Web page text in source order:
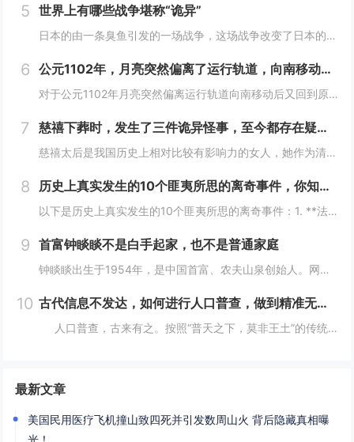
5 世界上有哪些战争堪称“诡异”
日本的由一条臭鱼引发的一场战争，这场战争改变了日本的命运，起因居然是一条臭鱼，这是我认为最诡异的战争了。1582年，织田信长已经控制了以京都为中心的最富庶的半个日本，威望和势力都如日中天，统一日本只是个时间问题。信长也做好了消灭其他不服从命...
6 公元1102年，月亮突然偏离了运行轨道，向南移动，不久后又回到了原位这么离奇的事件你怎么看
对于公元1102年月亮突然偏离运行轨道向南移动后又回到原位这一事件，我们可以从科学和历史文化两个角度来分析：- **科学角度**：- **观测误差可能性**：古代的天文观测技术相对落后，缺乏高精度的观测仪器和科学的观测方法。人们对天体的观测...
7 慈禧下葬时，发生了三件诡异怪事，至今都存在疑虑！
慈禧太后是我国历史上相对比较有影响力的女人，她作为清朝末期的真正掌权者不仅用自己的实力证明了女人统治男人是很正常的事情而且还做了很多男人都想不到的决定。其实慈禧太后是我国历史上一个比较有争议的女人，也是一个影响历史的女人。慈禧太后作为清朝末...
8 历史上真实发生的10个匪夷所思的离奇事件，你知道几个？
以下是历史上真实发生的10个匪夷所思的离奇事件：1. **法国女子学校火灾事件**：2002年，沙特阿拉伯麦加的一所女子学校发生火灾，女学生们逃离时，在校门口巡逻的“宗教警察”竟以她们没有佩戴面纱、没穿伊斯兰传统服装为由阻止学生离开着火的教...
9 首富钟睒睒不是白手起家，也不是普通家庭
钟睒睒出生于1954年，是中国首富、农夫山泉创始人。网上都说钟睒睒是白手起家、普通家庭，但我不这么认为。你仔细看：背景：钟睒睒的父亲在浙东游击区做新闻宣传工作，建国后进入了《浙江日报》做编辑工作，还曾做过浙江人民广播电台政治宣传组负责人。钟...
10 古代信息不发达，如何进行人口普查，做到精准无误？折服古人智慧
人口普查，古来有之。按照“普天之下，莫非王土”的传统，将户籍统计纳入到细化准确这一办法，我国在世界历史上都属于遥遥领先者。那么在古代没有任何今天的完整统计技术，是怎么做到精确统计的呢？人口直接关系到兴...
最新文章
美国民用医疗飞机撞山致四死并引发数周山火 背后隐藏真相曝
光！